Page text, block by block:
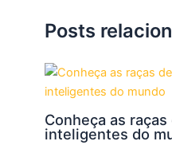
Posts
Conheça as
inteligentes do